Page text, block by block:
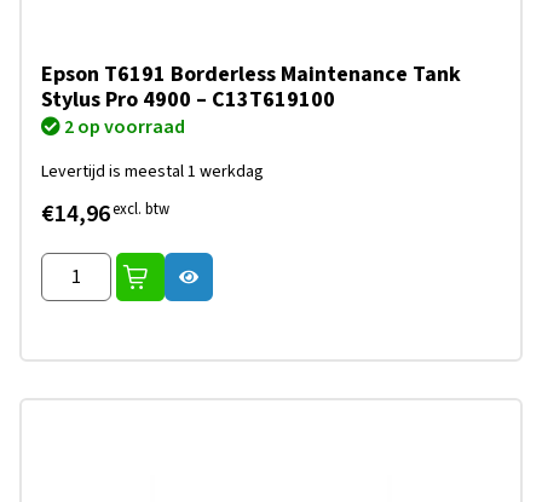
Epson T6191 Borderless Maintenance Tank
Stylus Pro 4900 – C13T619100
2 op voorraad
Levertijd is meestal 1 werkdag
€14,96excl. btw